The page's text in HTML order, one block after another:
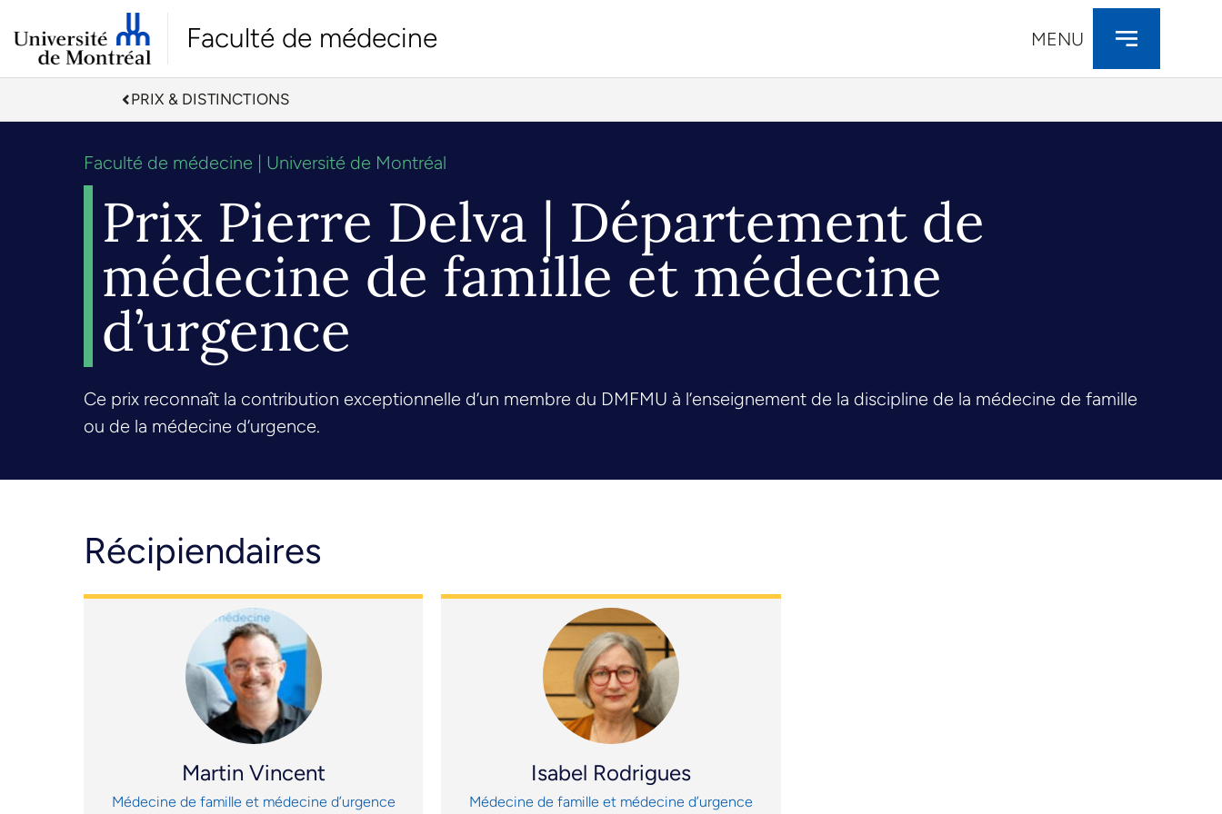
Faculté de médecine MENU
PRIX & DISTINCTIONS
Faculté de médecine | Université de Montréal
Prix Pierre Delva | Département de
médecine de famille et médecine
d’urgence
Ce prix reconnaît la contribution exceptionnelle d’un membre du DMFMU à l’enseignement de la discipline de la médecine de famille
ou de la médecine d’urgence.
Récipiendaires
Martin Vincent
Médecine de famille et médecine d’urgence
Isabel Rodrigues
Médecine de famille et médecine d’urgence